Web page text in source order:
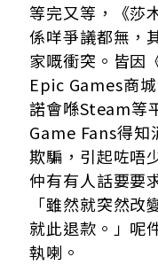
等完又等，《莎
係咩爭議都無，
家嘅衝突。皆因
Epic Games商
諾會喺Steam等
Game Fans得知
欺騙，引起咗唔
仲有有人話要要
「雖然就突然
就此退款。」呢
執喇。